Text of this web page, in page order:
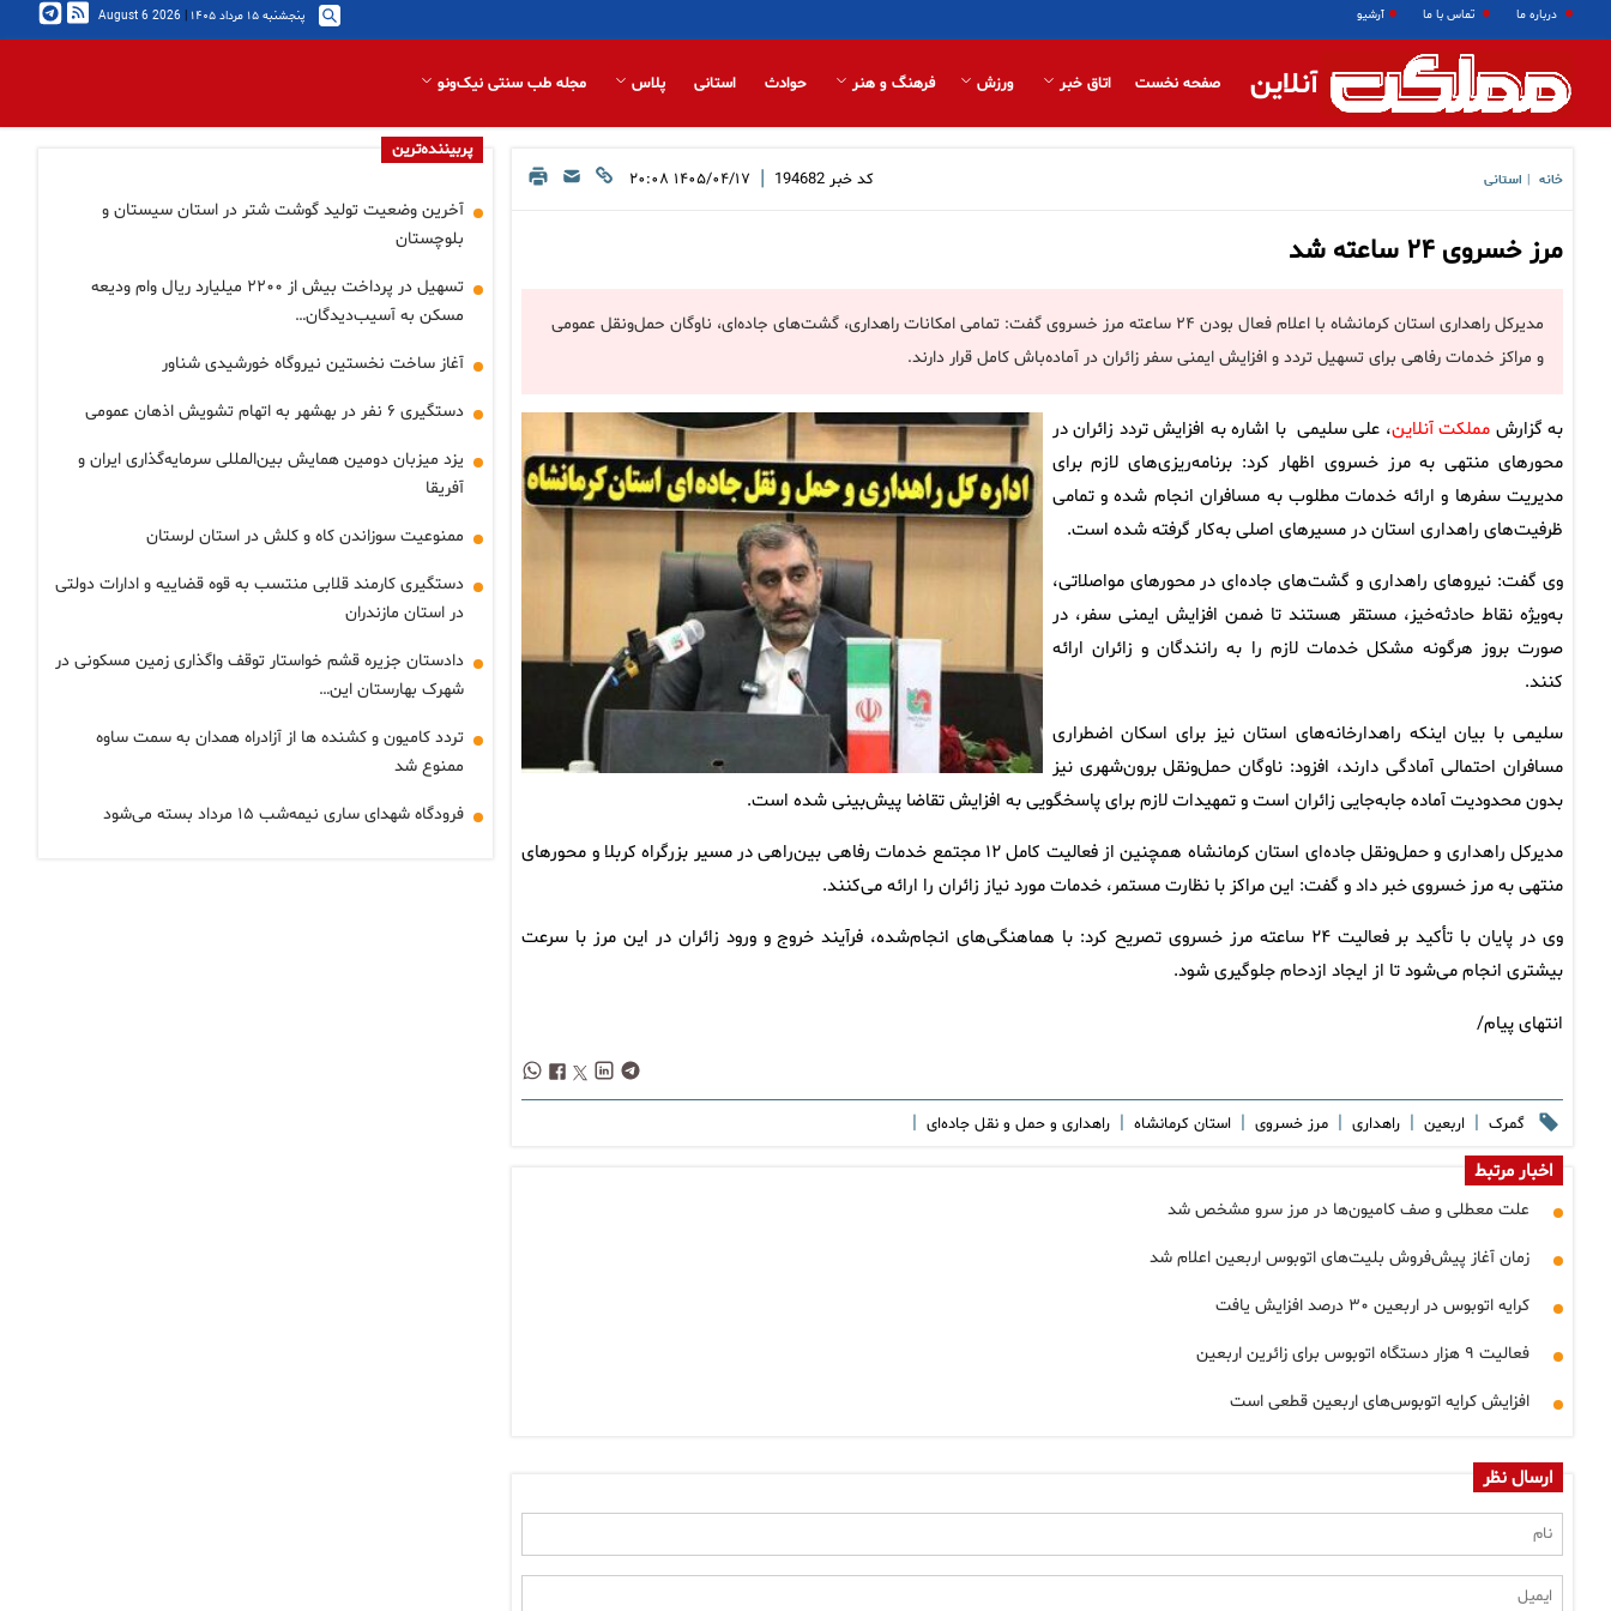
درباره ما تماس با ما آرشیو پنجشنبه ۱۵ مرداد ۱۴۰۵ |
2026 August 6
آنلاین صفحه نخست اتاق خبر ورزش فرهنگ و هنر حوادث استانی پلاس مجله طب سنتی نیک‌ونو
خانه استانی کد خبر 194682
| ۱۴۰۵/۰۴/۱۷ ۲۰:۰۸
مرز خسروی ۲۴ ساعته شد
مدیرکل راهداری استان کرمانشاه با اعلام فعال بودن ۲۴ ساعته مرز خسروی گفت: تمامی امکانات راهداری، گشت‌های جاده‌ای، ناوگان حمل‌ونقل عمومی
و مراکز خدمات رفاهی برای تسهیل تردد و افزایش ایمنی سفر زائران در آماده‌باش کامل قرار دارند.
به گزارش مملکت آنلاین، علی سلیمی با اشاره به افزایش تردد زائران در
محورهای منتهی به مرز خسروی اظهار کرد: برنامه‌ریزی‌های لازم برای
مدیریت سفرها و ارائه خدمات مطلوب به مسافران انجام شده و تمامی
ظرفیت‌های راهداری استان در مسیرهای اصلی به‌کار گرفته شده است.
وی گفت: نیروهای راهداری و گشت‌های جاده‌ای در محورهای مواصلاتی،
به‌ویژه نقاط حادثه‌خیز، مستقر هستند تا ضمن افزایش ایمنی سفر، در
صورت بروز هرگونه مشکل خدمات لازم را به رانندگان و زائران ارائه
کنند.
سلیمی با بیان اینکه راهدارخانه‌های استان نیز برای اسکان اضطراری
مسافران احتمالی آمادگی دارند، افزود: ناوگان حمل‌ونقل برون‌شهری نیز
بدون محدودیت آماده جابه‌جایی زائران است و تمهیدات لازم برای پاسخگویی به افزایش تقاضا پیش‌بینی شده است.
مدیرکل راهداری و حمل‌ونقل جاده‌ای استان کرمانشاه همچنین از فعالیت کامل ۱۲ مجتمع خدمات رفاهی بین‌راهی در مسیر بزرگراه کربلا و محورهای
منتهی به مرز خسروی خبر داد و گفت: این مراکز با نظارت مستمر، خدمات مورد نیاز زائران را ارائه می‌کنند.
وی در پایان با تأکید بر فعالیت ۲۴ ساعته مرز خسروی تصریح کرد: با هماهنگی‌های انجام‌شده، فرآیند خروج و ورود زائران در این مرز با سرعت
بیشتری انجام می‌شود تا از ایجاد ازدحام جلوگیری شود.
انتهای پیام/
گمرک | اربعین | راهداری | مرز خسروی | استان کرمانشاه | راهداری و حمل و نقل جاده‌ای |
اخبار مرتبط
علت معطلی و صف کامیون‌ها در مرز سرو مشخص شد
زمان آغاز پیش‌فروش بلیت‌های اتوبوس‌ اربعین اعلام شد
کرایه اتوبوس در اربعین ۳۰ درصد افزایش یافت
فعالیت ۹ هزار دستگاه اتوبوس برای زائرین اربعین
افزایش کرایه اتوبوس‌های اربعین قطعی است
ارسال نظر
پربیننده‌ترین
آخرین وضعیت تولید گوشت شتر در استان سیستان و
بلوچستان
تسهیل در پرداخت بیش از ۲۲۰۰ میلیارد ریال وام ودیعه
مسکن به آسیب‌دیدگان…
آغاز ساخت نخستین نیروگاه خورشیدی شناور
دستگیری ۶ نفر در بهشهر به اتهام تشویش اذهان عمومی
یزد میزبان دومین همایش بین‌المللی سرمایه‌گذاری ایران و
آفریقا
ممنوعیت سوزاندن کاه و کلش در استان لرستان
دستگیری کارمند قلابی منتسب به قوه قضاییه و ادارات دولتی
در استان مازندران
دادستان جزیره قشم خواستار توقف واگذاری زمین مسکونی در
شهرک بهارستان این…
تردد کامیون و کشنده ها از آزادراه همدان به سمت ساوه
ممنوع شد
فرودگاه شهدای ساری نیمه‌شب ۱۵ مرداد بسته می‌شود